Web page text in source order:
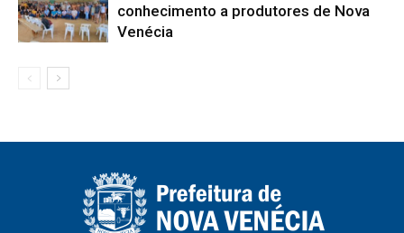
conhecimento a produtores de Nova
Venécia